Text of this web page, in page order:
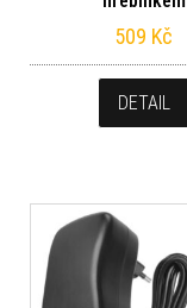
509 Kč
DETAIL